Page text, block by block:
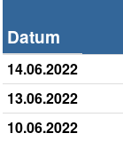
Datum
14.06.2022
13.06.2022
10.06.2022